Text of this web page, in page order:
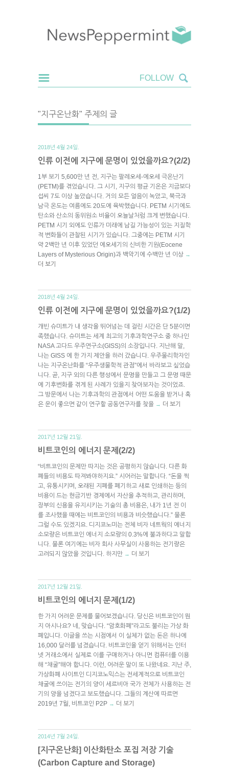
"지구온난화" 주제의 글
2018년 4월 24일.
인류 이전에 지구에 문명이 있었을까요?(2/2)
1부 보기 5,600만 년 전, 지구는 팔레오세-에오세 극온난기
(PETM)를 겪었습니다. 그 시기, 지구의 평균 기온은 지금보다
섭씨 7도 이상 높았습니다. 거의 모든 얼음이 녹았고, 북극과
남극 온도는 여름에도 20도에 육박했습니다. PETM 시기에도
탄소와 산소의 동위원소 비율이 오늘날처럼 크게 변했습니다.
PETM 시기 외에도 인류가 미래에 남길 가능성이 있는 지질학
적 변화들이 관찰된 시기가 있습니다. 그중에는 PETM 시기
약 2백만 년 이후 있었던 에오세기의 신비한 기원(Eocene
Layers of Mysterious Origin)과 백악기에 수백만 년 이상 →
더 보기
2018년 4월 24일.
인류 이전에 지구에 문명이 있었을까요?(1/2)
개빈 슈미트가 내 생각을 뛰어넘는 데 걸린 시간은 단 5분이면
족했습니다. 슈미트는 세계 최고의 기후과학연구소 중 하나인
NASA 고다드 우주연구소(GISS)의 소장입니다. 지난해 말,
나는 GISS 에 한 가지 제안을 하러 갔습니다. 우주물리학자인
나는 지구온난화를 “우주생물학적 관점”에서 바라보고 싶었습
니다. 곧, 지구 외의 다른 행성에서 문명을 만들고 그 문명 때문
에 기후변화를 겪게 된 사례가 있을지 찾아보자는 것이었죠.
그 방문에서 나는 기후과학의 관점에서 어떤 도움을 받거나 혹
은 운이 좋으면 같이 연구할 공동연구자를 찾을 → 더 보기
2017년 12월 21일.
비트코인의 에너지 문제(2/2)
“비트코인의 문제만 따지는 것은 공평하지 않습니다. 다른 화
폐들의 비용도 따져봐야하지요.” 시어러는 말합니다. “돈을 찍
고, 유통시키며, 오래된 지폐를 폐기하고 새로 인쇄하는 등의
비용이 드는 현금기반 경제에서 자산을 추적하고, 관리하며,
장부의 신용을 유지시키는 기술의 총 비용은, 내가 1년 전 이
를 조사했을 때에는 비트코인의 비용과 비슷했습니다.” 물론
그럴 수도 있겠지요. 디지코노미는 전체 비자 네트웍의 에너지
소모량은 비트코인 에너지 소모량의 0.3%에 불과하다고 말합
니다. 물론 여기에는 비자 회사 사무실이 사용하는 전기량은
고려되지 않았을 것입니다. 하지만 → 더 보기
2017년 12월 21일.
비트코인의 에너지 문제(1/2)
한 가지 어려운 문제를 물어보겠습니다. 당신은 비트코인이 뭔
지 아시나요? 네, 맞습니다. “암호화폐”라고도 불리는 가상 화
폐입니다. 이글을 쓰는 시점에서 이 실체가 없는 돈은 하나에
16,000 달러를 넘겼습니다. 비트코인을 얻기 위해서는 인터
넷 거래소에서 실제로 이를 구매하거나 아니면 컴퓨터를 이용
해 “채굴”해야 합니다. 이런, 어려운 말이 또 나왔네요. 지난 주,
가상화폐 사이트인 디지코노믹스는 전세계적으로 비트코인
채굴에 쓰이는 전기의 양이 세르비아 국가 전체가 사용하는 전
기의 양을 넘겼다고 보도했습니다. 그들의 계산에 따르면
2019년 7월, 비트코인 P2P → 더 보기
2014년 7월 24일.
[지구온난화] 이산화탄소 포집 저장 기술
(Carbon Capture and Storage)